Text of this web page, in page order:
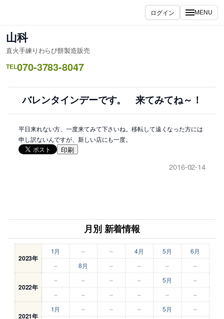
ス
キ
ッ
ログイン MENU
山科
直火手練りわらび餅製造販売
TEL070-3783-8047
バレンタインデーです。 来てみてね～！
平日来れない方、一度来てみて下さいね。移転して遠くなった方には
申し訳ないんですが、新しい店にも一度。
印刷
2016-02-14
月別 新着情報
2023年
1月 – – 4月 5月
6月
–
8月 – – – –
2022年
– – – – 5月
–
–
– – – – –
2021年
1月 – – – 5月
–